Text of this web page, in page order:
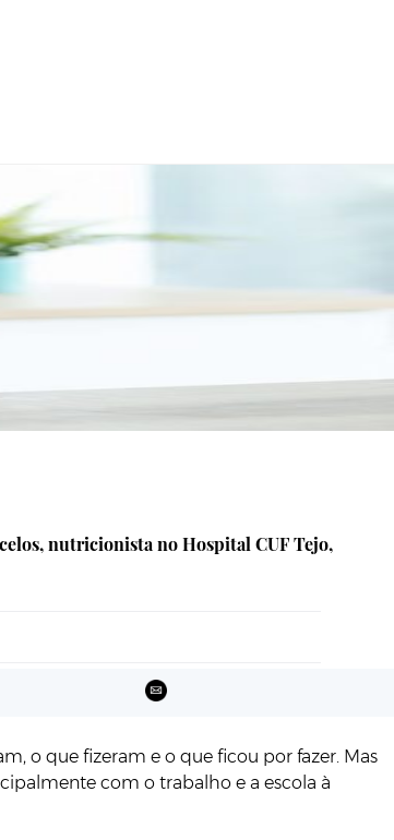
nutricionista no Hospital CUF Tejo,
o que fizeram e o que ficou por fazer. Mas
com o trabalho e a escola à